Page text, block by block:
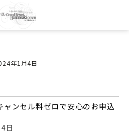
年1月4日
ャンセル料ゼロで安心のお申込
日